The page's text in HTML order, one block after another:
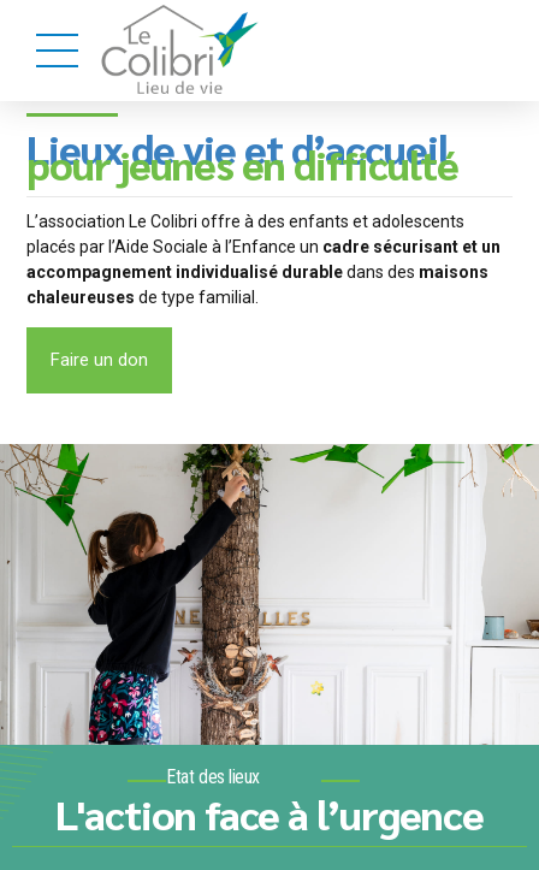
Lieux de vie et d’accueil
pour jeunes en difficulté
L’association Le Colibri offre à des enfants et adolescents
placés par l’Aide Sociale à l’Enfance un cadre sécurisant et un
accompagnement individualisé durabledans des maisons
chaleureuses de type familial.
Faire un don
Etat des lieux
L'action face à l’urgence